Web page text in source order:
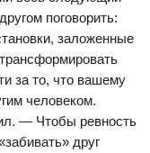
поговорить:
заложенные
за то, что вашему
человеком.
— Чтобы ревность
друг